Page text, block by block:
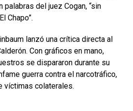
palabras del juez Cogan, “sin
Chapo”.
lanzó una crítica directa al
Con gráficos en mano,
se dispararon durante su
guerra contra el narcotráfico,
víctimas colaterales.